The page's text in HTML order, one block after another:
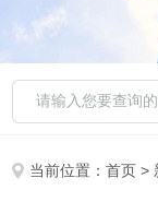
当前位置：首页 >